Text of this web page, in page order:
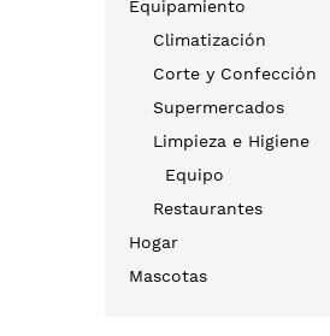
Equipamiento
Climatización
Corte y Confección
Supermercados
Limpieza e Higiene
Equipo
Restaurantes
Hogar
Mascotas